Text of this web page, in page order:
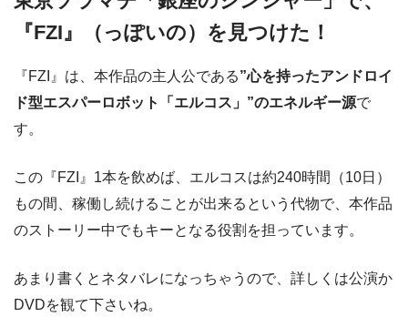
『FZI』（っぽいの）を見つけた！
『FZI』は、本作品の主人公である”心を持ったアンドロイ
ド型エスパーロボット「エルコス」”のエネルギー源で
す。
この『FZI』1本を飲めば、エルコスは約240時間（10日）
もの間、稼働し続けることが出来るという代物で、本作品
のストーリー中でもキーとなる役割を担っています。
あまり書くとネタバレになっちゃうので、詳しくは公演か
DVDを観て下さいね。